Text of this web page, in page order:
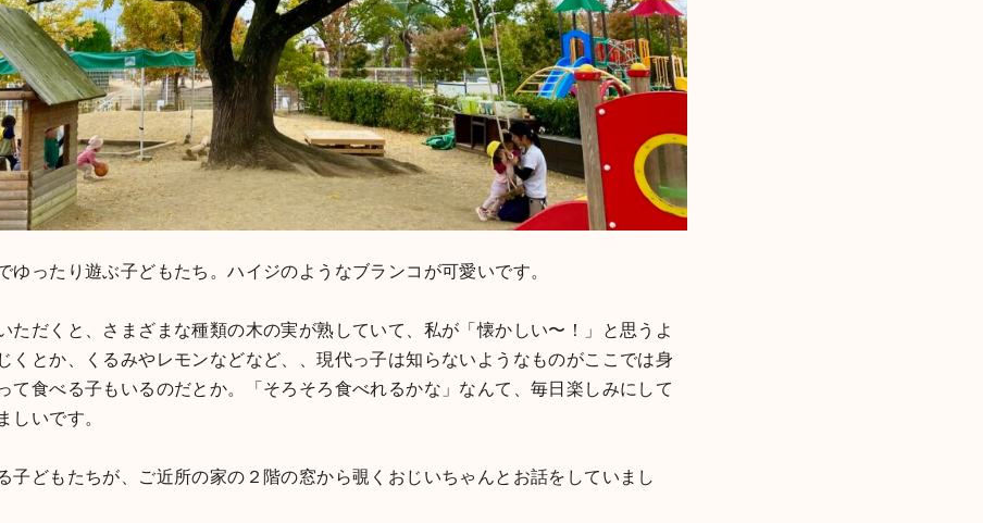
ゆったり遊ぶ子どもたち。ハイジのようなブランコが可愛いです。
ただくと、さまざまな種類の木の実が熟していて、私が「懐かしい〜！」と思うよ
くとか、くるみやレモンなどなど、、現代っ子は知らないようなものがここでは身
て食べる子もいるのだとか。「そろそろ食べれるかな」なんて、毎日楽しみにして
しいです。
子どもたちが、ご近所の家の２階の窓から覗くおじいちゃんとお話をしていまし